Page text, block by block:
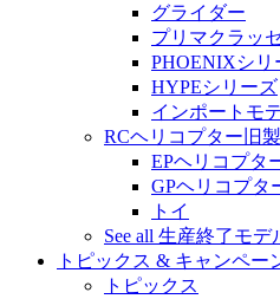
グライダー
プリマクラッ
PHOENIXシリ
HYPEシリーズ
インポートモ
RCヘリコプター旧
EPヘリコプタ
GPヘリコプタ
トイ
See all 生産終了モ
トピックス & キャンペー
トピックス